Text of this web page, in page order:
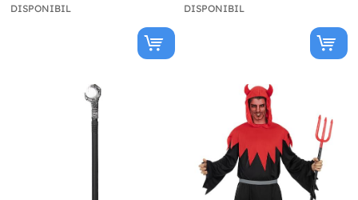
DISPONIBIL DISPONIBIL